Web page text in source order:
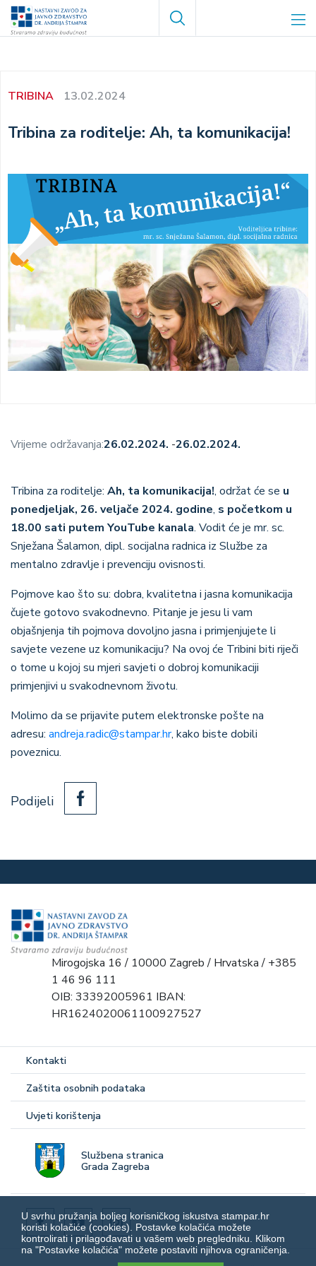
Skoči
Search
TRIBINA 13.02.2024
Tribina za roditelje: Ah, ta komunikacija!
Vrijeme održavanja:26.02.2024. -26.02.2024.
Tribina za roditelje: Ah, ta komunikacija!, održat će se u
ponedjeljak, 26. veljače 2024. godine, s početkom u
18.00 sati putem YouTube kanala. Vodit će je mr. sc.
Snježana Šalamon, dipl. socijalna radnica iz Službe za
mentalno zdravlje i prevenciju ovisnosti.
Pojmove kao što su: dobra, kvalitetna i jasna komunikacija
čujete gotovo svakodnevno. Pitanje je jesu li vam
objašnjenja tih pojmova dovoljno jasna i primjenjujete li
savjete vezene uz komunikaciju? Na ovoj će Tribini biti riječi
o tome u kojoj su mjeri savjeti o dobroj komunikaciji
primjenjivi u svakodnevnom životu.
Molimo da se prijavite putem elektronske pošte na
adresu: andreja.radic@stampar.hr, kako biste dobili
poveznicu.
Podijeli
Mirogojska 16 / 10000 Zagreb / Hrvatska / +385
1 46 96 111
OIB: 33392005961 IBAN:
HR1624020061100927527
Kontakti
Zaštita osobnih podataka
Uvjeti korištenja
Službena stranica
Grada Zagreba
U svrhu pružanja boljeg korisničkog iskustva stampar.hr
koristi kolačiće (cookies). Postavke kolačića možete
kontrolirati i prilagođavati u vašem web pregledniku. Klikom
na "Postavke kolačića" možete postaviti njihova ograničenja.